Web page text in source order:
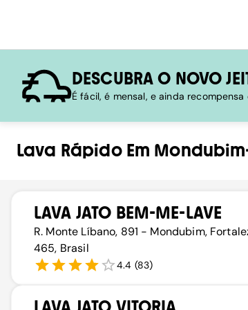
DESCUBRA O NOVO
É fácil, é mensal, e ainda
Lava RápidoEm
LAVA JATO BEM-ME-LAVE
R. Monte Líbano, 891 - Mondubim,
465, Brasil
4.4 (83)